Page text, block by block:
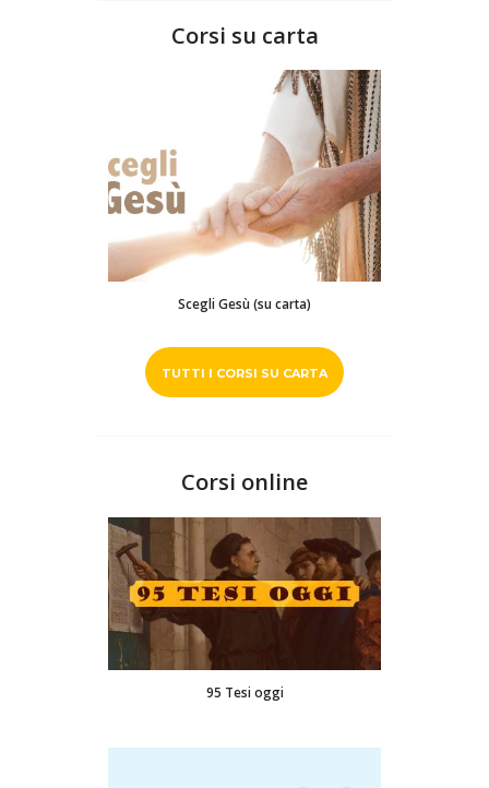
Corsi su carta
Scegli Gesù (su carta)
TUTTI I CORSI SU CARTA
Corsi online
95 Tesi oggi